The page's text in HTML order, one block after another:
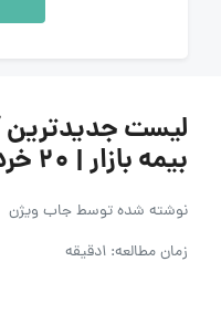
لیست
بیمه بازار | ۲۰ خرداد ۱۴۰۵
نوشته شده توسطجاب ویژن
زمان مطالعه: 1دقیقه